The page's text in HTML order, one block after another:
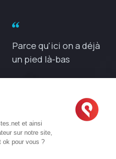
Parce qu'ici on a déjà
un pied là-bas
PVTISTES.NET
et ainsi
sur notre site,
ok pour vous ?